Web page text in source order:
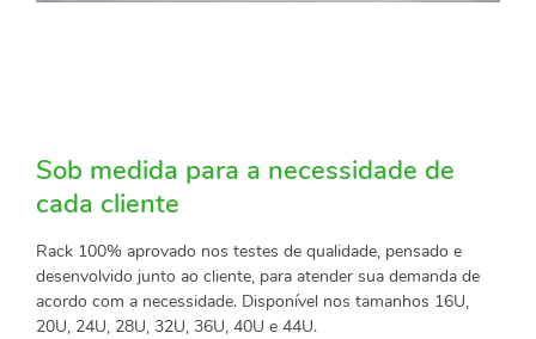
Sob medida para a necessidade de
cada cliente
Rack 100% aprovado nos testes de qualidade, pensado e
desenvolvido junto ao cliente, para atender sua demanda de
acordo com a necessidade. Disponível nos tamanhos 16U,
20U, 24U, 28U, 32U, 36U, 40U e 44U.